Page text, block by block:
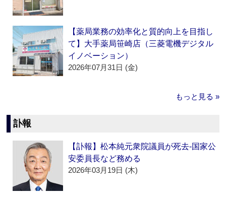
【薬局業務の効率化と質的向上を目指し
て】大手薬局笹崎店（三菱電機デジタル
イノベーション）
2026年07月31日 (金)
もっと見る »
訃報
【訃報】松本純元衆院議員が死去‐国家公
安委員長など務める
2026年03月19日 (木)